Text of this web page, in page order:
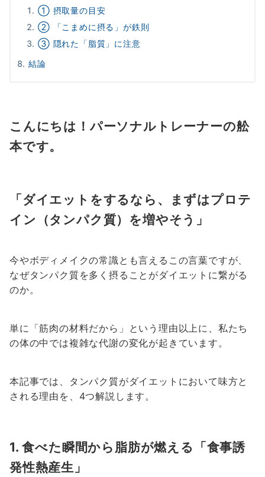
① 摂取量の目安
② 「こまめに摂る」が鉄則
③ 隠れた「脂質」に注意
結論
こんにちは！パーソナルトレーナーの舩
本です。
「ダイエットをするなら、まずはプロテ
イン（タンパク質）を増やそう」
今やボディメイクの常識とも言えるこの言葉ですが、
なぜタンパク質を多く摂ることがダイエットに繋がる
のか。
単に「筋肉の材料だから」という理由以上に、私たち
の体の中では複雑な代謝の変化が起きています。
本記事では、タンパク質がダイエットにおいて味方と
される理由を、4つ解説します。
1. 食べた瞬間から脂肪が燃える「食事誘
発性熱産生」